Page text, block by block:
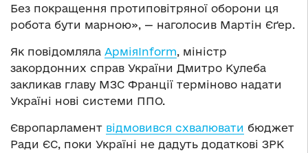
Без покращення протиповітряної оборони ця
робота бути марною», — наголосив Мартін Єґер.
Як повідомляла АрміяInform, міністр
закордонних справ України Дмитро Кулеба
закликав главу МЗС Франції терміново надати
Україні нові системи ППО.
Європарламент відмовився схвалювати бюджет
Ради ЄС, поки Україні не дадуть додаткові ЗРК